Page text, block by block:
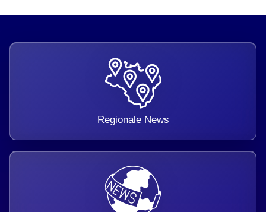
Regionale News